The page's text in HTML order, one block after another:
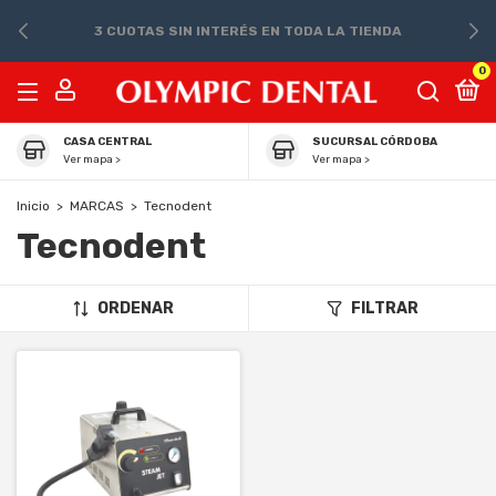
3 CUOTAS SIN INTERÉS EN TODA LA TIENDA
0
CASA CENTRAL
Ver mapa >
SUCURSAL CÓRDOBA
Ver mapa >
Inicio > MARCAS > Tecnodent
Tecnodent
ORDENAR FILTRAR